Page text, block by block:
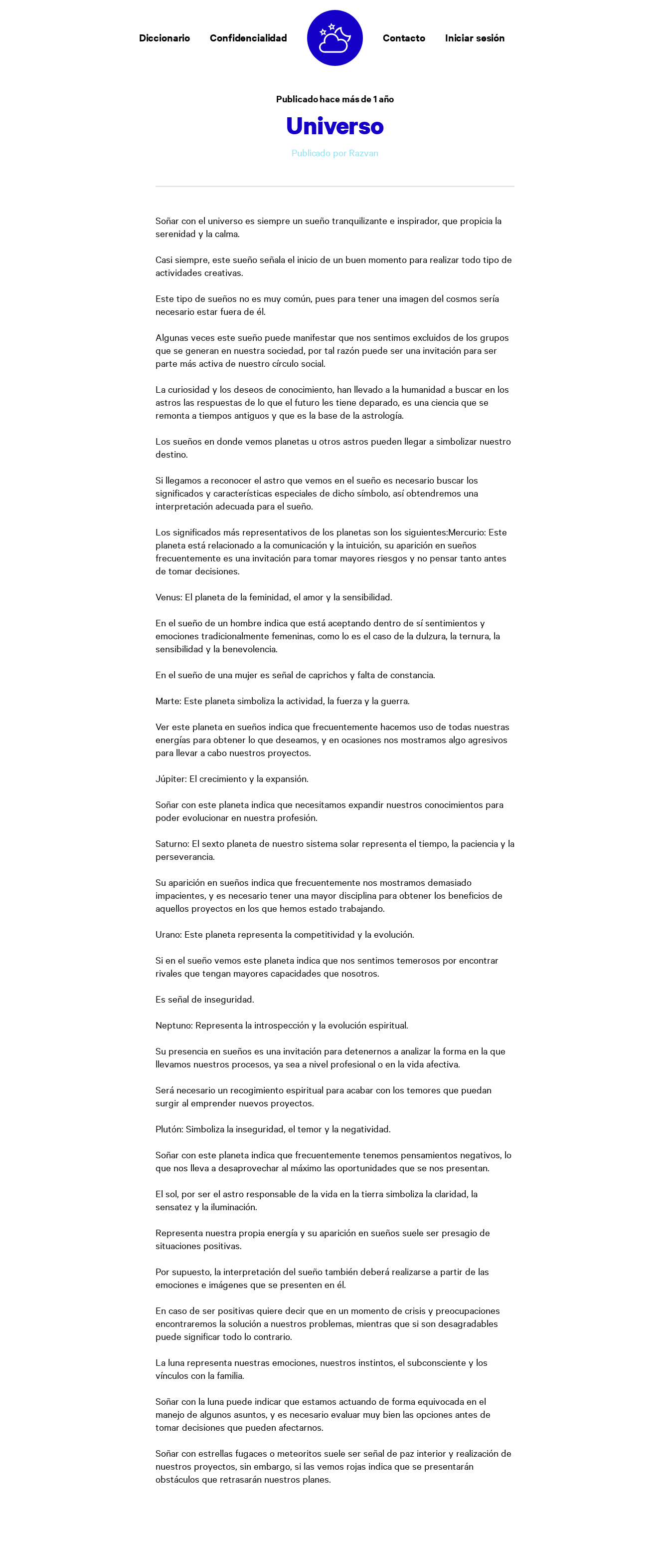
Diccionario Confidencialidad Contacto Iniciar sesión
Publicado hace más de 1 año
Universo
Publicado por Razvan
Soñar con el universo es siempre un sueño tranquilizante e inspirador, que propicia la
serenidad y la calma.
Casi siempre, este sueño señala el inicio de un buen momento para realizar todo tipo de
actividades creativas.
Este tipo de sueños no es muy común, pues para tener una imagen del cosmos sería
necesario estar fuera de él.
Algunas veces este sueño puede manifestar que nos sentimos excluidos de los grupos
que se generan en nuestra sociedad, por tal razón puede ser una invitación para ser
parte más activa de nuestro círculo social.
La curiosidad y los deseos de conocimiento, han llevado a la humanidad a buscar en los
astros las respuestas de lo que el futuro les tiene deparado, es una ciencia que se
remonta a tiempos antiguos y que es la base de la astrología.
Los sueños en donde vemos planetas u otros astros pueden llegar a simbolizar nuestro
destino.
Si llegamos a reconocer el astro que vemos en el sueño es necesario buscar los
significados y características especiales de dicho símbolo, así obtendremos una
interpretación adecuada para el sueño.
Los significados más representativos de los planetas son los siguientes:Mercurio: Este
planeta está relacionado a la comunicación y la intuición, su aparición en sueños
frecuentemente es una invitación para tomar mayores riesgos y no pensar tanto antes
de tomar decisiones.
Venus: El planeta de la feminidad, el amor y la sensibilidad.
En el sueño de un hombre indica que está aceptando dentro de sí sentimientos y
emociones tradicionalmente femeninas, como lo es el caso de la dulzura, la ternura, la
sensibilidad y la benevolencia.
En el sueño de una mujer es señal de caprichos y falta de constancia.
Marte: Este planeta simboliza la actividad, la fuerza y la guerra.
Ver este planeta en sueños indica que frecuentemente hacemos uso de todas nuestras
energías para obtener lo que deseamos, y en ocasiones nos mostramos algo agresivos
para llevar a cabo nuestros proyectos.
Júpiter: El crecimiento y la expansión.
Soñar con este planeta indica que necesitamos expandir nuestros conocimientos para
poder evolucionar en nuestra profesión.
Saturno: El sexto planeta de nuestro sistema solar representa el tiempo, la paciencia y la
perseverancia.
Su aparición en sueños indica que frecuentemente nos mostramos demasiado
impacientes, y es necesario tener una mayor disciplina para obtener los beneficios de
aquellos proyectos en los que hemos estado trabajando.
Urano: Este planeta representa la competitividad y la evolución.
Si en el sueño vemos este planeta indica que nos sentimos temerosos por encontrar
rivales que tengan mayores capacidades que nosotros.
Es señal de inseguridad.
Neptuno: Representa la introspección y la evolución espiritual.
Su presencia en sueños es una invitación para detenernos a analizar la forma en la que
llevamos nuestros procesos, ya sea a nivel profesional o en la vida afectiva.
Será necesario un recogimiento espiritual para acabar con los temores que puedan
surgir al emprender nuevos proyectos.
Plutón: Simboliza la inseguridad, el temor y la negatividad.
Soñar con este planeta indica que frecuentemente tenemos pensamientos negativos, lo
que nos lleva a desaprovechar al máximo las oportunidades que se nos presentan.
El sol, por ser el astro responsable de la vida en la tierra simboliza la claridad, la
sensatez y la iluminación.
Representa nuestra propia energía y su aparición en sueños suele ser presagio de
situaciones positivas.
Por supuesto, la interpretación del sueño también deberá realizarse a partir de las
emociones e imágenes que se presenten en él.
En caso de ser positivas quiere decir que en un momento de crisis y preocupaciones
encontraremos la solución a nuestros problemas, mientras que si son desagradables
puede significar todo lo contrario.
La luna representa nuestras emociones, nuestros instintos, el subconsciente y los
vínculos con la familia.
Soñar con la luna puede indicar que estamos actuando de forma equivocada en el
manejo de algunos asuntos, y es necesario evaluar muy bien las opciones antes de
tomar decisiones que pueden afectarnos.
Soñar con estrellas fugaces o meteoritos suele ser señal de paz interior y realización de
nuestros proyectos, sin embargo, si las vemos rojas indica que se presentarán
obstáculos que retrasarán nuestros planes.